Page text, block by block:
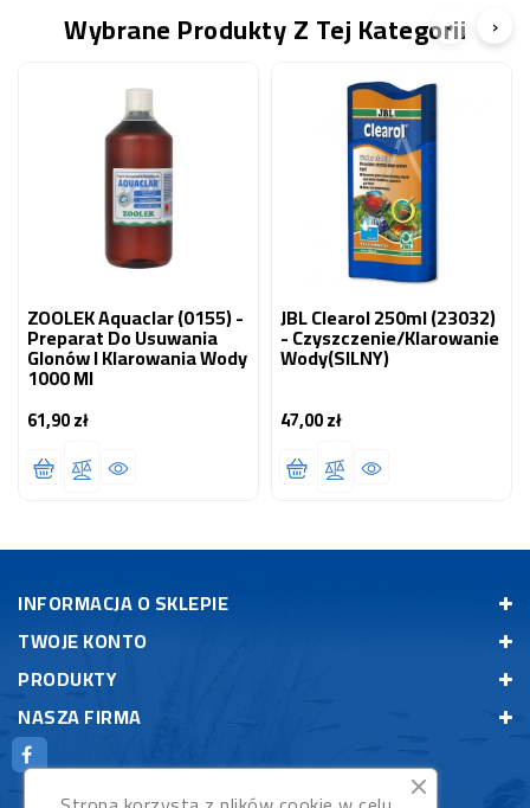
Wybrane Produkty Z Tej Kategorii
ZOOLEK Aquaclar (0155) -
Preparat Do Usuwania
Glonów I Klarowania Wody
1000 Ml
61,90 złCena
JBL Clearol 250ml (23032)
- Czyszczenie/Klarowanie
Wody(SILNY)
47,00 złCena
‹ ›
INFORMACJA O SKLEPIE
TWOJE KONTO
PRODUKTY
NASZA FIRMA